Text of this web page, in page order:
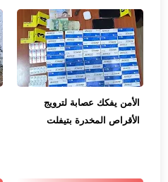
الأمن يفكك عصابة لترويج
الأقراص المخدرة بتيفلت